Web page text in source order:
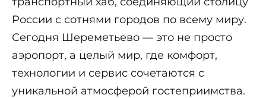
России с сотнями городов по всему миру.
Сегодня Шереметьево — это не просто
аэропорт, а целый мир, где комфорт,
технологии и сервис сочетаются с
уникальной атмосферой гостеприимства.